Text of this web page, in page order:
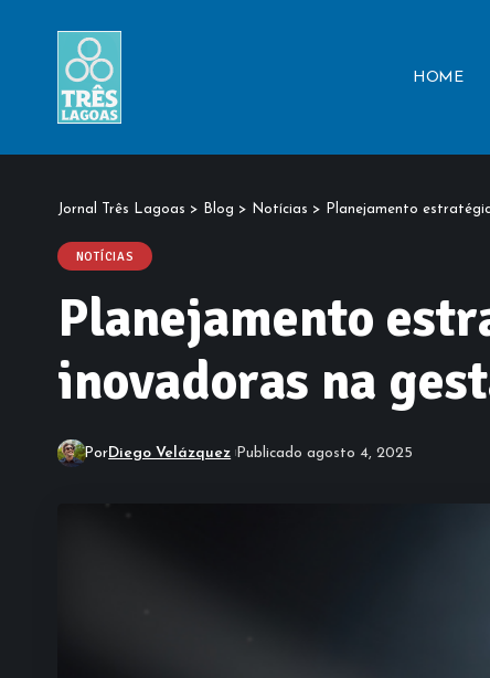
HOME
Jornal Três Lagoas > Blog > Notícias > Planejamento
NOTÍCIAS
Planejamento
inovadoras na
PorDiego Velázquez Publicado agosto 4, 2025